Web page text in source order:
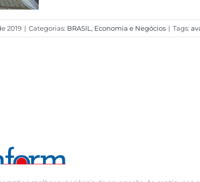
2019 | Categorias: BRASIL , Economia e Negócios | Tags: